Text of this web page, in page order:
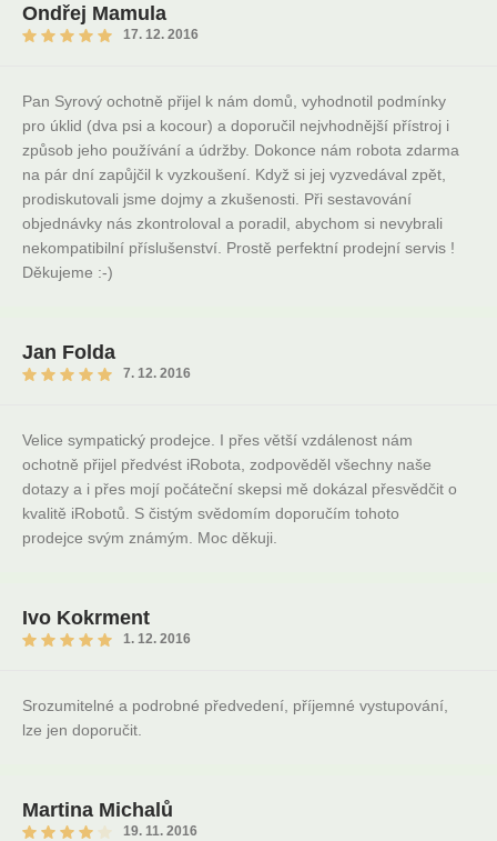
Ondřej Mamula
17. 12. 2016
Pan Syrový ochotně přijel k nám domů, vyhodnotil podmínky
pro úklid (dva psi a kocour) a doporučil nejvhodnější přístroj i
způsob jeho používání a údržby. Dokonce nám robota zdarma
na pár dní zapůjčil k vyzkoušení. Když si jej vyzvedával zpět,
prodiskutovali jsme dojmy a zkušenosti. Při sestavování
objednávky nás zkontroloval a poradil, abychom si nevybrali
nekompatibilní příslušenství. Prostě perfektní prodejní servis !
Děkujeme :-)
Jan Folda
7. 12. 2016
Velice sympatický prodejce. I přes větší vzdálenost nám
ochotně přijel předvést iRobota, zodpověděl všechny naše
dotazy a i přes mojí počáteční skepsi mě dokázal přesvědčit o
kvalitě iRobotů. S čistým svědomím doporučím tohoto
prodejce svým známým. Moc děkuji.
Ivo Kokrment
1. 12. 2016
Srozumitelné a podrobné předvedení, příjemné vystupování,
lze jen doporučit.
Martina Michalů
19. 11. 2016